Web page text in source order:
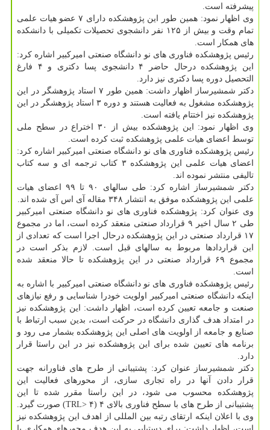
پیشرفته است.
وی اظهار نمود: همین طور این پژوهشکده دارای ۷ عضو هیات علمی
تمام وقت و بیش از ۱۲۵ نفر دانشجوی تحصیلات تکمیلی با دانشکده
های همکار است.
رئیس پژوهشکده فناوری های نو دانشگاه صنعتی امیرکبیر اشاره کرد:
این پژوهشکده درحال حاضر ۴ دانشجوی پسا دکتری و ۴ فارغ
التحصیل دوره پسا دکتری نیز دارد.
دکتر شمشیرساز اظهار داشت: همین طور ۷ استاد پژوهشگر در این
پژوهشکده مشغول به فعالیت هستند و دوره ۳ استاد پژوهشگر در این
پژوهشکده نیز اختتام یافته است.
وی اظهار نمود: این پژوهشکده بیش از ۳۰ اختراع در سطح ملی
توسط اعضای هیات علمی پژوهشکده ثبت کرده است.
رئیس پژوهشکده فناوری های نو دانشگاه صنعتی امیرکبیر اشاره کرد:
اعضای هیات علمی این پژوهشکده ۳ کتاب ترجمه ای و سه کتاب
تالیفی منتشر نموده اند.
دکتر شمشیرساز اشاره کرد: طی سالهای ۹۰ تا ۹۹ اعضای هیات
علمی این پژوهشکده موفق به انتشار ۳۴۸ مقاله آی اس آی شده اند.
وی عنوان کرد: پژوهشکده فناوری های نو دانشگاه صنعتی امیرکبیر
طی ۲ سال اخیر ۹ قرارداد صنعتی منعقد کرده است، اما در مجموع
۱۷ قرارداد صنعتی در این پژوهشکده درحال اجرا است که تعدادی از
این قراردادها مربوط به سالهای قبل است. لازم بذکر است در
مجموع ۶۹ قرارداد صنعتی در این پژوهشکده تا حالا منعقد شده
است.
رئیس پژوهشکده فناوری های نو دانشگاه صنعتی امیرکبیر با اشاره به
اینکه دانشگاه صنعتی امیرکبیر اولویت خودرا شناسایی و رفع نیازهای
صنعت و جامعه تعیین کرده است، اظهار داشت: این پژوهشکده نیز
در امتداد هدف گذاری دانشگاه در حرکت است، بدین سبب ارتباط با
صنایع و جامعه از اولویت های اصلی این پژوهشکده بشمار می رود و
برنامه های تعیین شده برای این پژوهشکده نیز در این راستا قرار
دارد.
دکتر شمشیرساز عنوان کرد: پشتیبانی از طرح های فناورانه جهت
قرار دادن آنها در راه تجاری سازی، از محورهای فعالیت این
پژوهشکده محسوب می شود، در این راستا مقرر شده تا این
پشتیبانی از طرح های با سطح فناوری بالای ۴ (TRL> ۴) صورت گیرد.
وی با اعلان اینکه ارتقای رتبه بین المللی از اهدف این پژوهشکده نیز